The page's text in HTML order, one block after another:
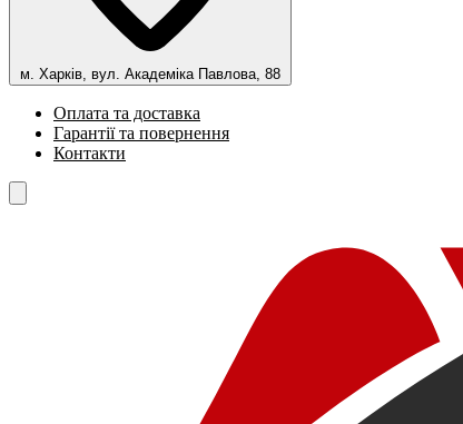
м. Харків, вул. Академіка Павлова, 88
Оплата та доставка
Гарантії та повернення
Контакти